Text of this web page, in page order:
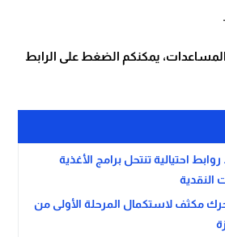
يمكنكم الضغط على الرابط
احتيالية تنتحل برامج الأغذية
النقدية
مكثف لاستكمال المرحلة الأولى من